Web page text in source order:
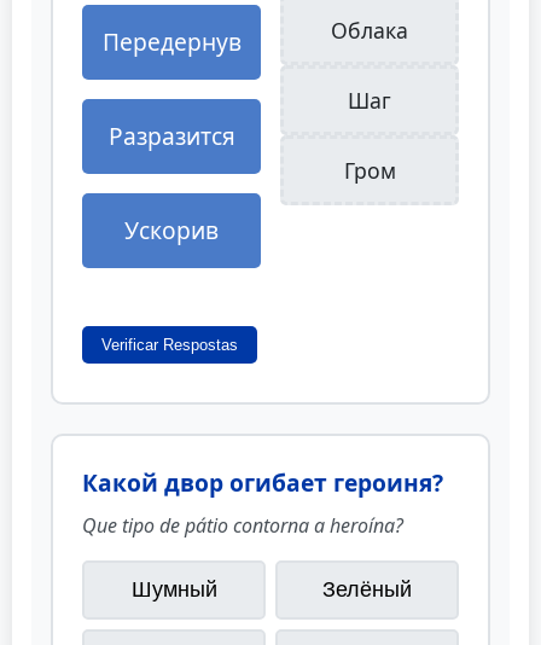
Передернув
Разразится
Ускорив
Облака
Шаг
Гром
Verificar Respostas
Какой двор огибает героиня?
Que tipo de pátio contorna a heroína?
Шумный Зелёный